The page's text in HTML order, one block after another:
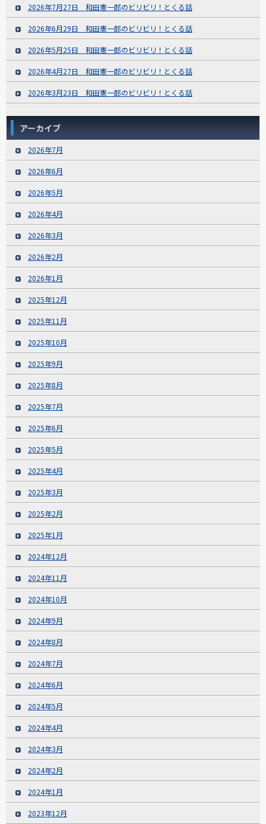
2026年7月27日 和田憲一郎のビリビリ！とくる話
2026年6月29日 和田憲一郎のビリビリ！とくる話
2026年5月25日 和田憲一郎のビリビリ！とくる話
2026年4月27日 和田憲一郎のビリビリ！とくる話
2026年3月23日 和田憲一郎のビリビリ！とくる話
アーカイブ
2026年7月
2026年6月
2026年5月
2026年4月
2026年3月
2026年2月
2026年1月
2025年12月
2025年11月
2025年10月
2025年9月
2025年8月
2025年7月
2025年6月
2025年5月
2025年4月
2025年3月
2025年2月
2025年1月
2024年12月
2024年11月
2024年10月
2024年9月
2024年8月
2024年7月
2024年6月
2024年5月
2024年4月
2024年3月
2024年2月
2024年1月
2023年12月